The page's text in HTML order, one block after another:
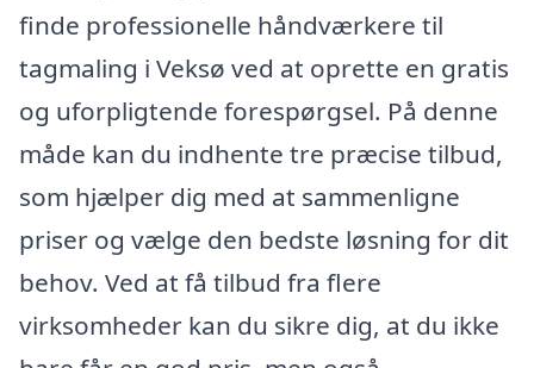
finde professionelle håndværkere til
tagmaling i Veksø ved at oprette en gratis
og uforpligtende forespørgsel. På denne
måde kan du indhente tre præcise tilbud,
som hjælper dig med at sammenligne
priser og vælge den bedste løsning for dit
behov. Ved at få tilbud fra flere
virksomheder kan du sikre dig, at du ikke